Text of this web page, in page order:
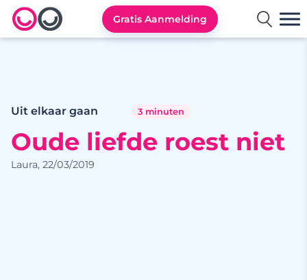
Lexa logo
Gratis Aanmelding
Uit elkaar gaan 3 minuten
Oude liefde roest niet
Laura, 22/03/2019